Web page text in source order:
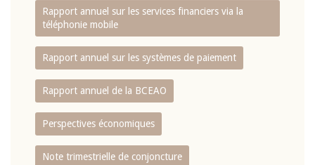
Rapport annuel sur les services financiers via la
téléphonie mobile
Rapport annuel sur les systèmes de paiement
Rapport annuel de la BCEAO
Perspectives économiques
Note trimestrielle de conjoncture